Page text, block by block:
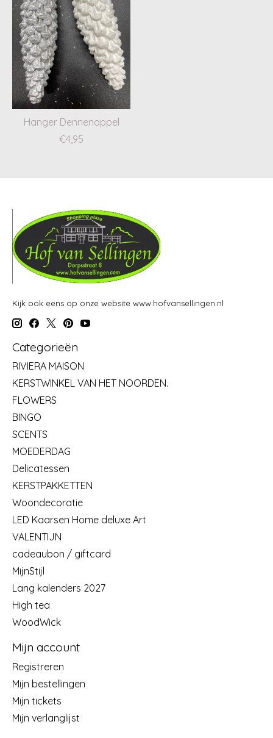
Hanger Dennenappel
€4,95
Kijk ook eens op onze website www.hofvansellingen.nl
Categorieën
RIVIERA MAISON
KERSTWINKEL VAN HET NOORDEN.
FLOWERS
BINGO
SCENTS
MOEDERDAG
Delicatessen
KERSTPAKKETTEN
Woondecoratie
LED Kaarsen Home deluxe Art
VALENTIJN
cadeaubon / giftcard
MijnStijl
Lang kalenders 2027
High tea
WoodWick
Mijn account
Registreren
Mijn bestellingen
Mijn tickets
Mijn verlanglijst